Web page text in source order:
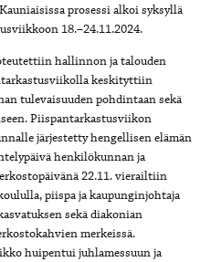
prosessi alkoi syksyllä
18.–24.11.2024.
hallinnon ja talouden
keskityttiin
tulevaisuuden pohdintaan sekä
Piispantarkastusviikon
järjestetty hengellisen elämän
henkilökunnan ja
22.11. vierailtiin
piispa ja kaupunginjohtaja
sekä diakonian
merkeissä.
huipentui juhlamessuun ja